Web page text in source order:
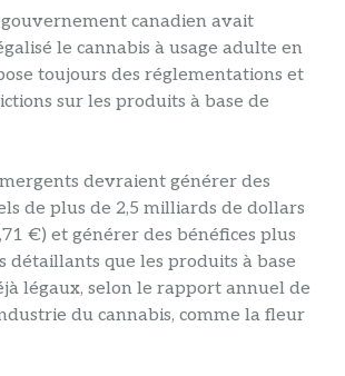
canadien avait
le cannabis à usage adulte en
toujours des réglementations et
sur les produits à base de
devraient générer des
de plus de 2,5 milliards de dollars
€) et générer des bénéfices plus
détaillants que les produits à base
légaux, selon le rapport annuel de
du cannabis, comme la fleur